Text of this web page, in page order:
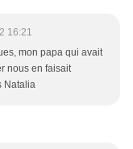
16:21
mon papa qui avait
nous en faisait
Natalia